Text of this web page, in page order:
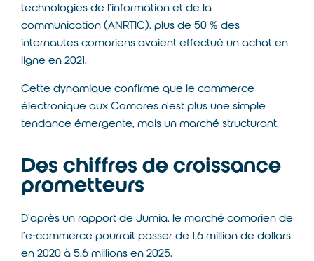
technologies de l’information et de la
communication (ANRTIC), plus de 50 % des
internautes comoriens avaient effectué un achat en
ligne en 2021.
Cette dynamique confirme que le commerce
électronique aux Comores n’est plus une simple
tendance émergente, mais un marché structurant.
Des chiffres de croissance
prometteurs
D’après un rapport de Jumia, le marché comorien de
l’e-commerce pourrait passer de 1,6 million de dollars
en 2020 à 5,6 millions en 2025.